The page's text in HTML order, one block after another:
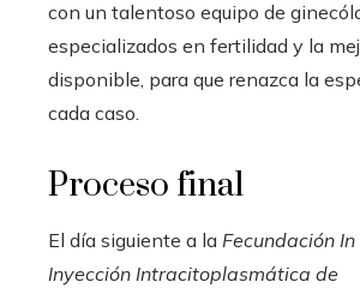
con un talentoso equipo de
especializados en fertilidad y la
disponible, para que renazca la
cada caso.
Proceso final
El día siguiente a la Fecundación
Inyección Intracitoplasmática de